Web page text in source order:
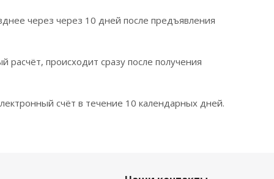
через через 10 дней после предъявления
расчёт, происходит сразу после получения
счёт в течение 10 календарных дней.